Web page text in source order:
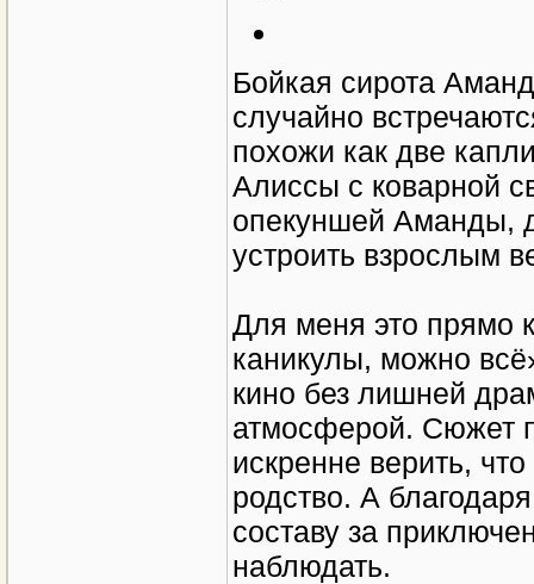
Бойкая сирота
случайно
похожи как две
Алиссы с коварной
опекуншей Аманды,
устроить взрослым
Для меня это прямо
каникулы, можно
кино без лишней
атмосферой. Сюжет
искренне верить,
родство. А
составу за
наблюдать.